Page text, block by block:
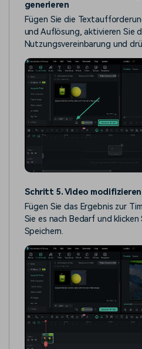
generieren
Fügen Sie die
und Auflösung, aktivieren Sie
Nutzungsvereinbarung und
Schritt 5. Video
Fügen Sie das Ergebnis zur
Sie es nach Bedarf und klicken
Speichern.